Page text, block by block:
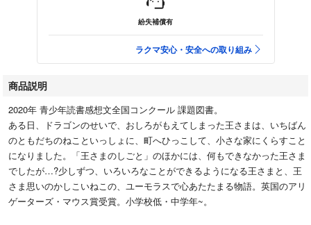
紛失補償有
ラクマ安心・安全への取り組み
商品説明
2020年 青少年読書感想文全国コンクール 課題図書。
ある日、ドラゴンのせいで、おしろがもえてしまった王さまは、いちばん
のともだちのねこといっしょに、町へひっこして、小さな家にくらすこと
になりました。「王さまのしごと」のほかには、何もできなかった王さま
でしたが…?少しずつ、いろいろなことができるようになる王さまと、王
さま思いのかしこいねこの、ユーモラスで心あたたまる物語。英国のアリ
ゲーターズ・マウス賞受賞。小学校低・中学年~。